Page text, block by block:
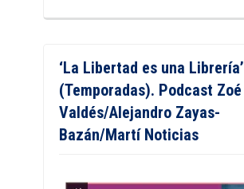
‘La Libertad es una Librería’
(Temporadas). Podcast Zoé
Valdés/Alejandro Zayas-
Bazán/Martí Noticias